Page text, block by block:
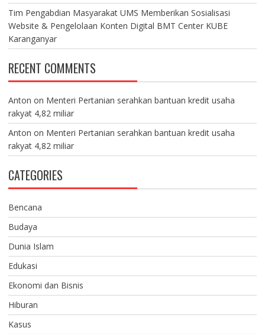
Tim Pengabdian Masyarakat UMS Memberikan Sosialisasi
Website & Pengelolaan Konten Digital BMT Center KUBE
Karanganyar
RECENT COMMENTS
Anton on Menteri Pertanian serahkan bantuan kredit usaha
rakyat 4,82 miliar
Anton on Menteri Pertanian serahkan bantuan kredit usaha
rakyat 4,82 miliar
CATEGORIES
Bencana
Budaya
Dunia Islam
Edukasi
Ekonomi dan Bisnis
Hiburan
Kasus